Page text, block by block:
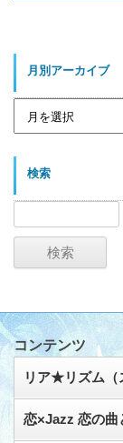
月別アーカイブ
月
カ
検索
検
コンテンツ
リア★リズム（
恋×Jazz 恋の曲